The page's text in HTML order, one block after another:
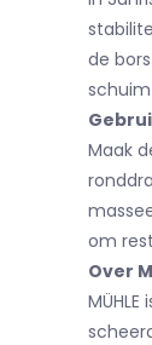
de
Maak
om
Over